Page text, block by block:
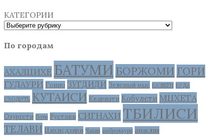
КАТЕГОРИИ
По городам
АХАЛЦИХЕ БАТУМИ БОРЖОМИ ГОРИ
ГУДАУРИ Гонио ЗУГДИДИ Зеленый мыс КАЗБЕГИ КУДА
СХОДИТЬ КУТАИСИ Квариати Кобулети МЦХЕТА
Озургети Поти Рустави СИГНАХИ ТБИЛИСИ
ТЕЛАВИ Цихисдзири Чакви амбролаури анаклия